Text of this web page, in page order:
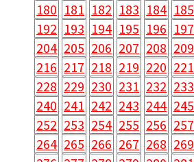
180 181 182 183 184 185
192 193 194 195 196 197
204 205 206 207 208 209
216 217 218 219 220 221
228 229 230 231 232 233
240 241 242 243 244 245
252 253 254 255 256 257
264 265 266 267 268 269